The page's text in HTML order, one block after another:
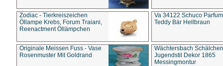
Zodiac - Tierkreiszeichen
Öllampe Krebs, Forum Traiani,
Reenactment Öllämpchen
Va 34122 Schuco
Teddy Bär Hellbraun
Originale Meissen Fuss - Vase
Rosenmuster Mit Goldrand
Wächtersbach Schälchen
Jugendstil Dekor 1865
Messingmontur